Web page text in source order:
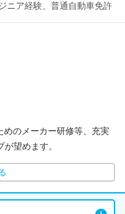
ニア経験、普通自動車免許
めのメーカー研修等、充実
望めます。